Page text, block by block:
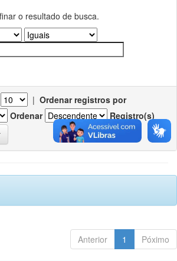
o resultado de busca.
| Ordenar registros por
Ordenar
Registro(s)
Anterior 1 Póximo